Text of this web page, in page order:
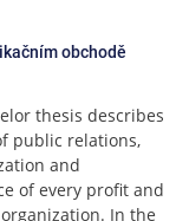
obchodě
thesis describes
public relations,
and
of every profit and
In the